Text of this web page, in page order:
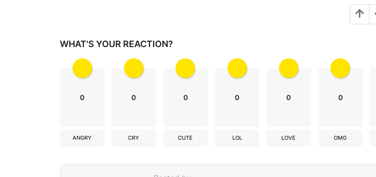
a
t
WHAT'S YOUR REACTION?
0
ANGRY
0
CRY
0
CUTE
0
LOL
0
LOVE
0
OMG